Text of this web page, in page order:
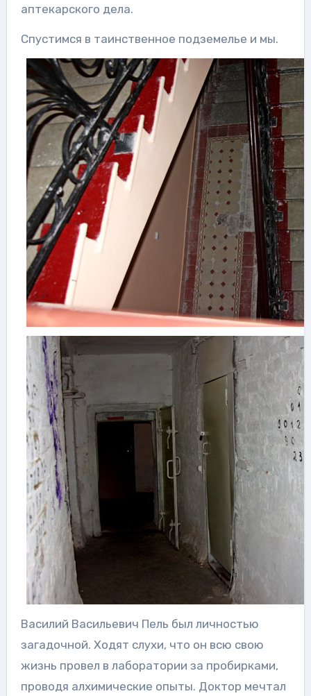
аптекарского дела.
Спустимся в таинственное подземелье и мы.
Василий Васильевич Пель был личностью
загадочной. Ходят слухи, что он всю свою
жизнь провел в лаборатории за пробирками,
проводя алхимические опыты. Доктор мечтал